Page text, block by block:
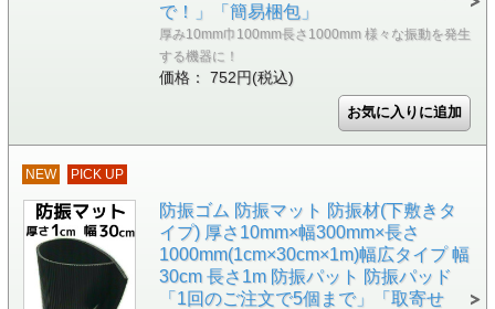
で！」「簡易梱包」
厚み10mm巾100mm長さ1000mm 様々な振動を発生
する機器に！
価格： 752円(税込)
NEW PICK UP
防振ゴム 防振マット 防振材(下敷きタ
イプ) 厚さ10mm×幅300mm×長さ
1000mm(1cm×30cm×1m)幅広タイプ 幅
30cm 長さ1m 防振パット 防振パッド
「1回のご注文で5個まで」「取寄せ